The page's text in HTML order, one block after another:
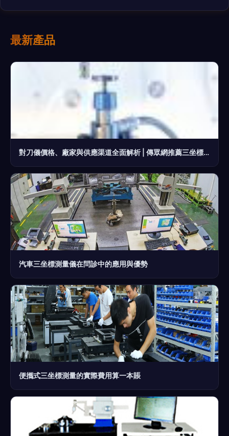
最新產品
對刀儀價格、廠家與供應渠道全面解析 | 傳眾網推薦三坐標測量儀
汽車三坐標測量儀在問診中的應用與優勢
便攜式三坐標測量的實際費用算一本賬